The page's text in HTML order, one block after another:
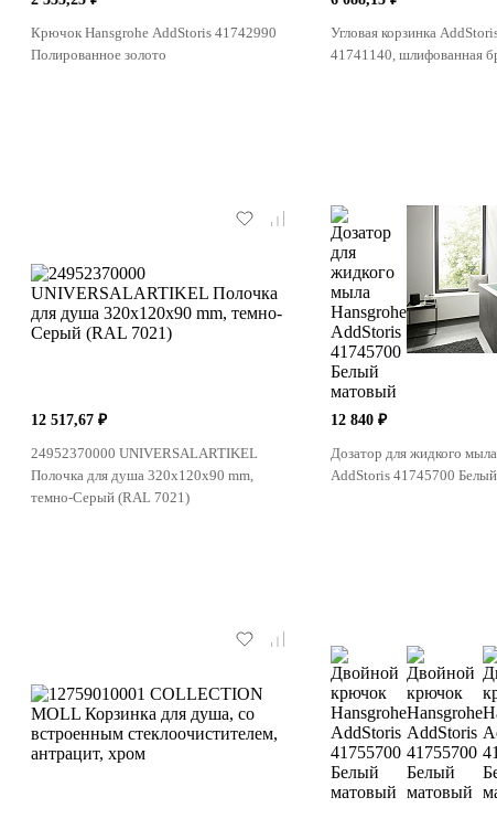
Крючок Hansgrohe AddStoris 41742990
Полированное золото
Угловая корзинка
41741140, шлифованная
12 517,67 ₽
24952370000 UNIVERSALARTIKEL
Полочка для душа 320x120x90 mm,
темно-Серый (RAL 7021)
12 840 ₽
Дозатор для жидкого
AddStoris 41745700